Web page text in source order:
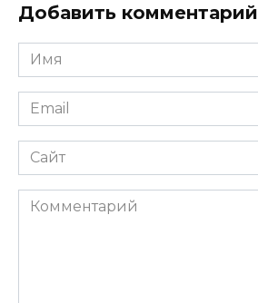
Добавить комментарий
Имя
*
Email
*
Сайт
Комментарий